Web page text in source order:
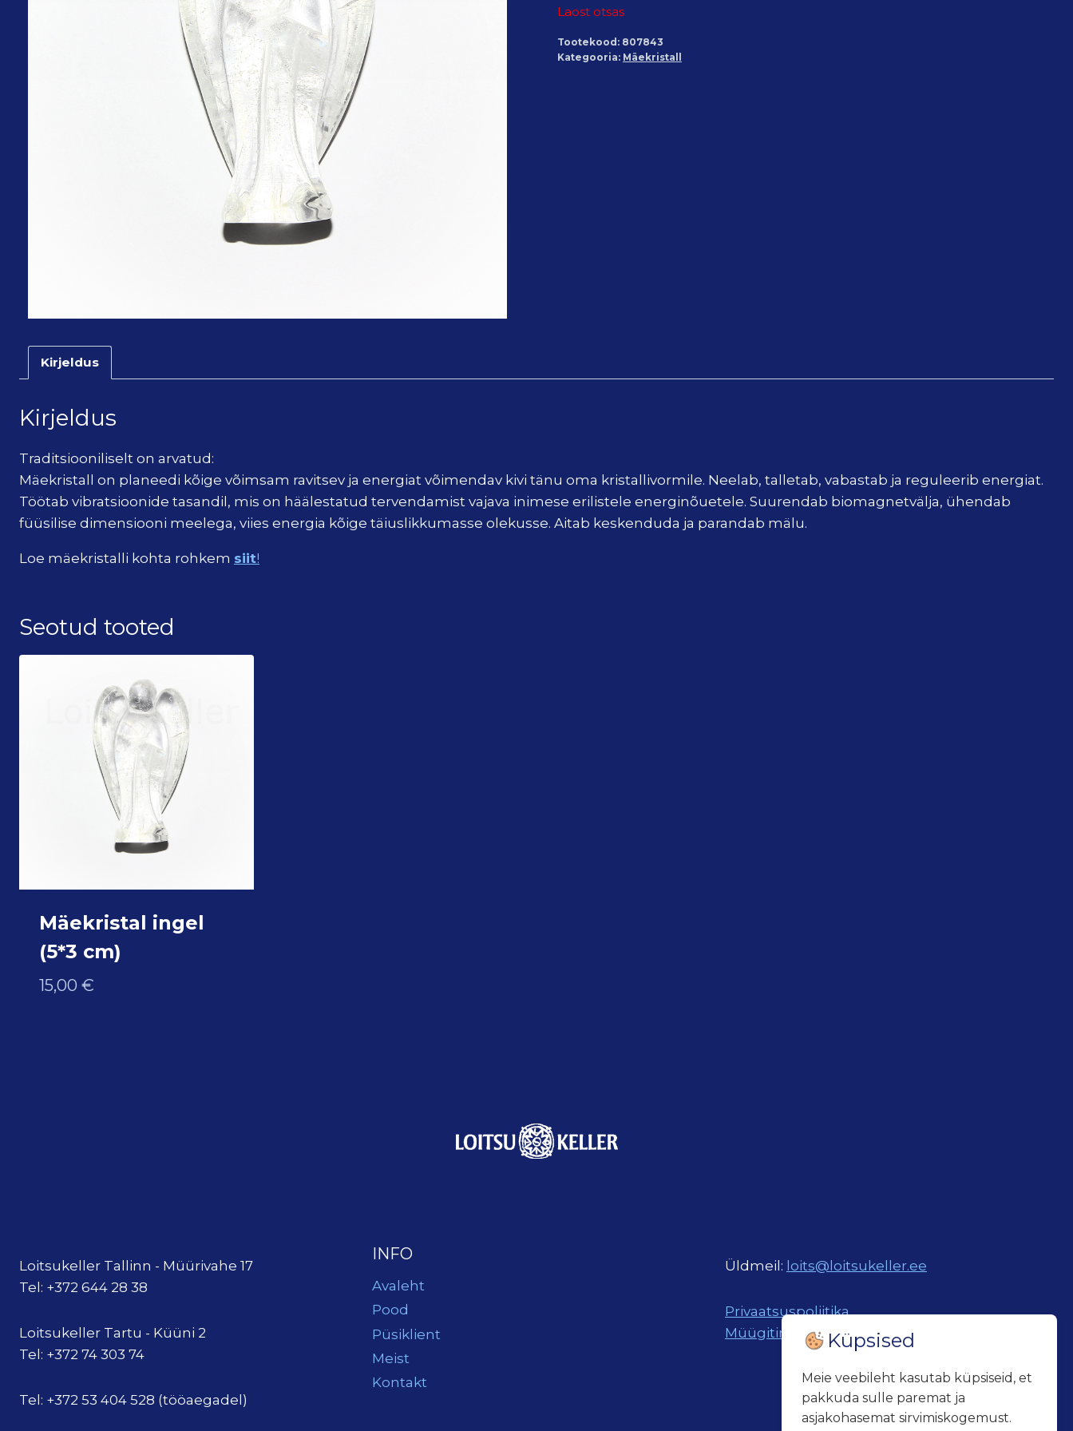
Laost otsas
Tootekood: 807843
Kategooria: Mäekristall
Kirjeldus
Kirjeldus
Traditsiooniliselt on arvatud:
Mäekristall on planeedi kõige võimsam ravitsev ja energiat võimendav kivi tänu oma kristallivormile. Neelab, talletab, vabastab ja reguleerib energiat.
Töötab vibratsioonide tasandil, mis on häälestatud tervendamist vajava inimese erilistele energinõuetele. Suurendab biomagnetvälja, ühendab
füüsilise dimensiooni meelega, viies energia kõige täiuslikkumasse olekusse. Aitab keskenduda ja parandab mälu.
Loe mäekristalli kohta rohkem siit!
Seotud tooted
Mäekristal ingel
(5*3 cm)
15,00 €
Loitsukeller Tallinn - Müürivahe 17
Tel: +372 644 28 38
Loitsukeller Tartu - Küüni 2
Tel: +372 74 303 74
Tel: +372 53 404 528 (tööaegadel)
INFO
Avaleht
Pood
Püsiklient
Meist
Kontakt
Üldmeil: loits@loitsukeller.ee
Privaatsuspoliitika
MüügitingimusedKüpsised
Meie veebileht kasutab küpsiseid, et
pakkuda sulle paremat ja
asjakohasemat sirvimiskogemust.